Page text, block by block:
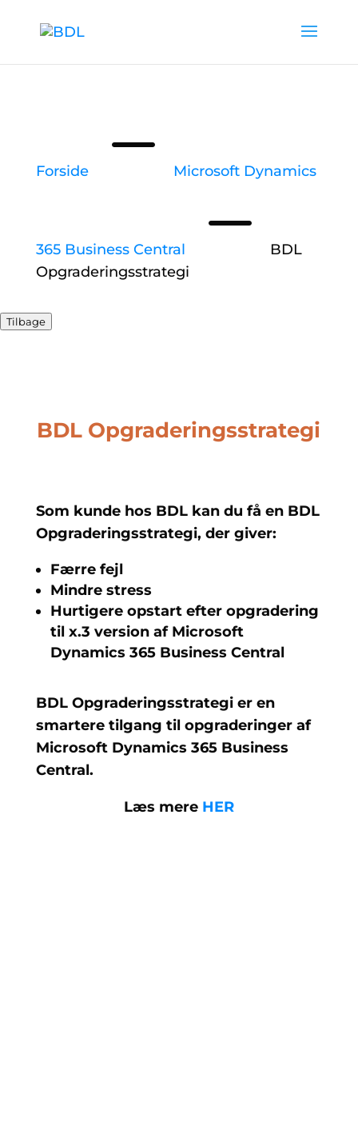
Forside K Microsoft Dynamics
365 Business Central K
BDL
Opgraderingsstrategi
Tilbage
BDL Opgraderingsstrategi
Som kunde hos BDL kan du få en BDL
Opgraderingsstrategi, der giver:
Færre fejl
Mindre stress
Hurtigere opstart efter opgradering
til x.3 version af Microsoft
Dynamics 365 Business Central
BDL Opgraderingsstrategi er en
smartere tilgang til opgraderinger af
Microsoft Dynamics 365 Business
Central.
Læs mere HER